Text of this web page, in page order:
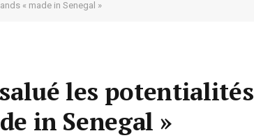
« made in Senegal »
les potentialités
in Senegal »